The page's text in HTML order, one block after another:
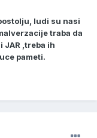
ludi su nasi
traba da
JAR ,treba ih
pameti.